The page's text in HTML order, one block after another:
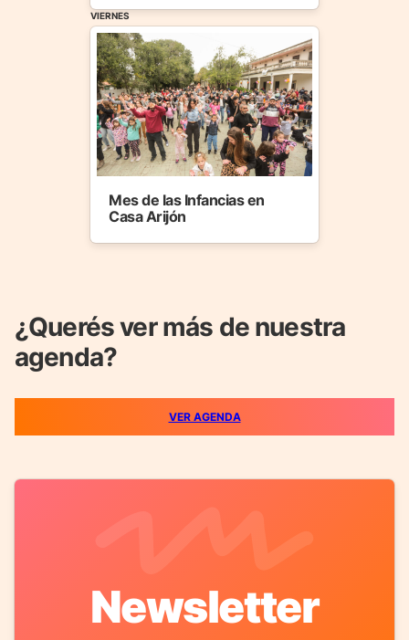
VIERNES
Mes de las Infancias en
Casa Arijón
¿Querés ver más de nuestra
agenda?
VER AGENDA
Newsletter